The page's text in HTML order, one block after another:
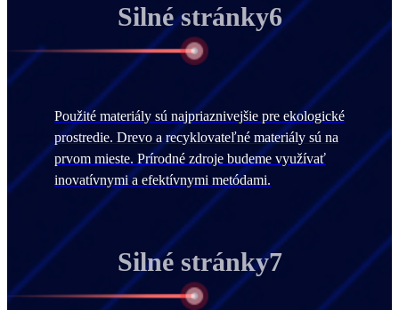
Silné stránky6
Použité materiály sú najpriaznivejšie pre ekologické
prostredie. Drevo a recyklovateľné materiály sú na
prvom mieste. Prírodné zdroje budeme využívať
inovatívnymi a efektívnymi metódami.
Silné stránky7